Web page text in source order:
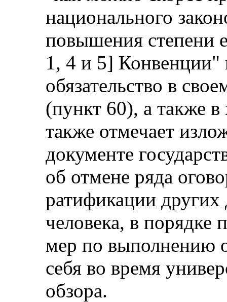
национального
повышения степени
1, 4 и 5] Конвенции"
обязательство в
(пункт 60), а также
также отмечает
документе
об отмене ряда
ратификации других
человека, в
мер по выполнению
себя во время
обзора.